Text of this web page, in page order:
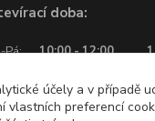
doba:
Pá: 10:00 - 12:00
účely a v případě
vlastních preferencí